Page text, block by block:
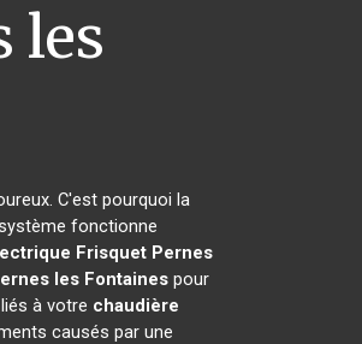
les
C'est pourquoi la
fonctionne
Frisquet Pernes
les Fontaines pour
à votre chaudière
causés par une